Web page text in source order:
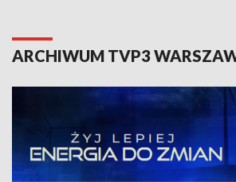
ARCHIWUM TVP3